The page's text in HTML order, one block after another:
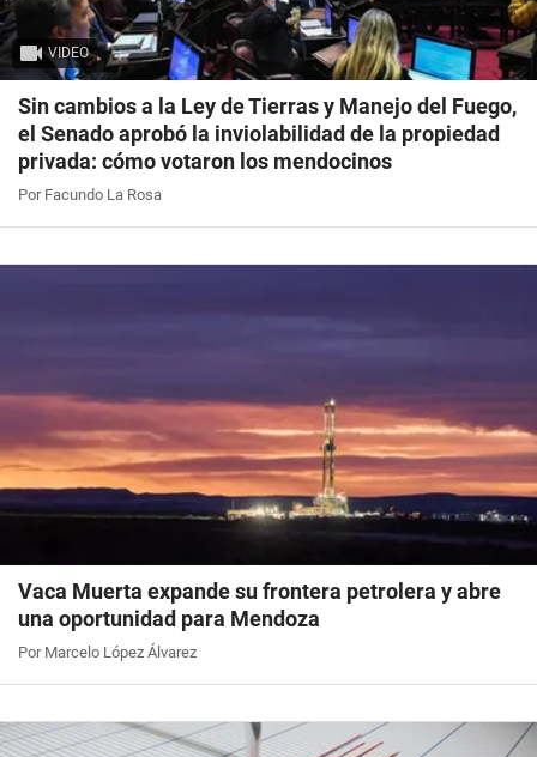
VIDEO
Sin cambios a la Ley de Tierras y Manejo del Fuego,
el Senado aprobó la inviolabilidad de la propiedad
privada: cómo votaron los mendocinos
Por Facundo La Rosa
Vaca Muerta expande su frontera petrolera y abre
una oportunidad para Mendoza
Por Marcelo López Álvarez